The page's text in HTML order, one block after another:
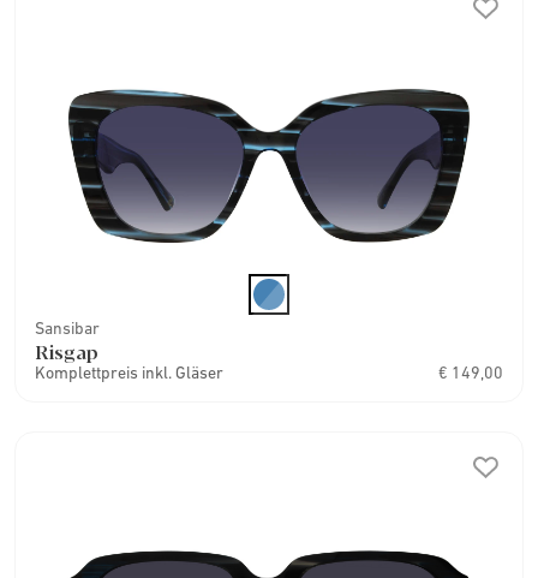
Sansibar
Risgap
Komplettpreis inkl. Gläser € 149,00